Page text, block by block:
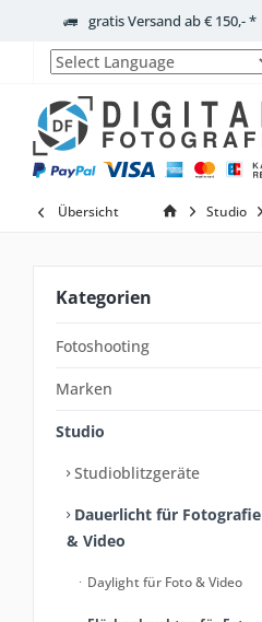
gratis Versand ab € 150,- *
Powered by
Übersicht Studio
Kategorien
Fotoshooting
Marken
Studio
Studioblitzgeräte
Dauerlicht für Fotografie
& Video
Daylight für Foto & Video